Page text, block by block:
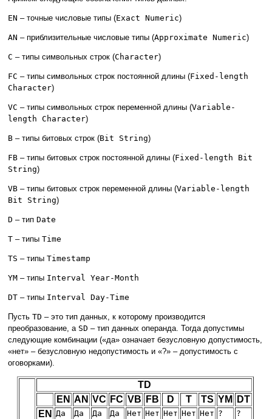
EN – точные числовые типы (Exact Numeric)
AN – приблизительные числовые типы (Approximate Numeric)
C – типы символьных строк (Character)
FC – типы символьных строк постоянной длины (Fixed-length
Character)
VC – типы символьных строк переменной длины (Variable-
length Character)
B – типы битовых строк (Bit String)
FB – типы битовых строк постоянной длины (Fixed-length Bit
String)
VB – типы битовых строк переменной длины (Variable-length
Bit String)
D – тип Date
T – типы Time
TS – типы Timestamp
YM – типы Interval Year-Month
DT – типы Interval Day-Time
Пусть TD – это тип данных, к которому производится
преобразование, а SD – тип данных операнда. Тогда допустимы
следующие комбинации («да» означает безусловную допустимость,
«нет» – безусловную недопустимость и «?» – допустимость с
оговорками).
TD
EN AN VC FC VB FB D T TS YM
DT
EN
Да Да Да Да Нет Нет Нет Нет Нет ? ?